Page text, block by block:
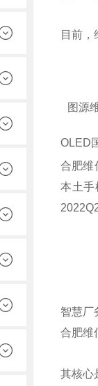
目前
图源
OLED
合肥维
本土手
智慧厂
合肥维
其核心